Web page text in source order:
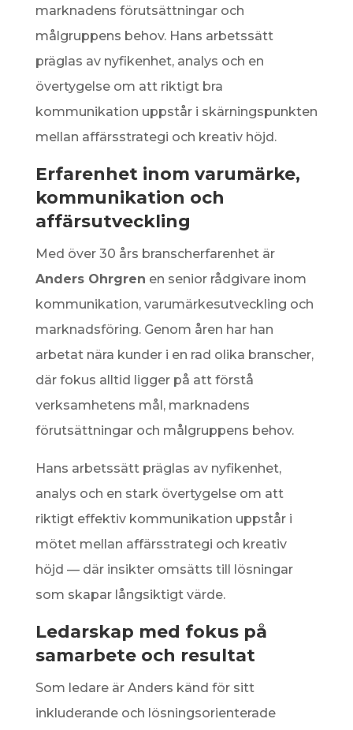
marknadens förutsättningar och
målgruppens behov. Hans arbetssätt
präglas av nyfikenhet, analys och en
övertygelse om att riktigt bra
kommunikation uppstår i skärningspunkten
mellan affärsstrategi och kreativ höjd.
Erfarenhet inom varumärke,
kommunikation och
affärsutveckling
Med över 30 års branscherfarenhet är
Anders Ohrgren en senior rådgivare inom
kommunikation, varumärkesutveckling och
marknadsföring. Genom åren har han
arbetat nära kunder i en rad olika branscher,
där fokus alltid ligger på att förstå
verksamhetens mål, marknadens
förutsättningar och målgruppens behov.
Hans arbetssätt präglas av nyfikenhet,
analys och en stark övertygelse om att
riktigt effektiv kommunikation uppstår i
mötet mellan affärsstrategi och kreativ
höjd — där insikter omsätts till lösningar
som skapar långsiktigt värde.
Ledarskap med fokus på
samarbete och resultat
Som ledare är Anders känd för sitt
inkluderande och lösningsorienterade